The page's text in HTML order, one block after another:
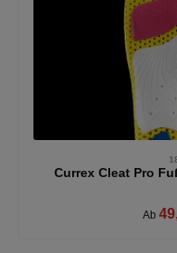
Currex Cleat Pro
Ab